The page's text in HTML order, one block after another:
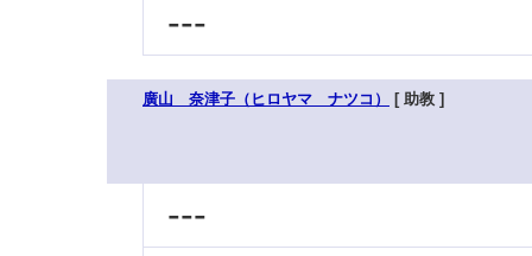
---
廣山 奈津子（ヒロヤマ ナツコ） [ 助教 ]
---